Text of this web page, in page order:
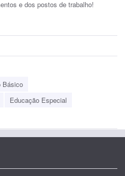
e dos postos de trabalho!
Básico
Educação Especial